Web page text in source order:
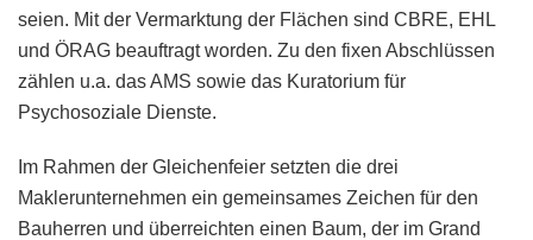
seien. Mit der Vermarktung der Flächen sind CBRE, EHL
und ÖRAG beauftragt worden. Zu den fixen Abschlüssen
zählen u.a. das AMS sowie das Kuratorium für
Psychosoziale Dienste.
Im Rahmen der Gleichenfeier setzten die drei
Maklerunternehmen ein gemeinsames Zeichen für den
Bauherren und überreichten einen Baum, der im Grand